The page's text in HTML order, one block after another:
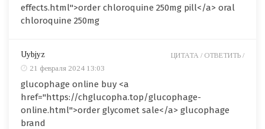
effects.html">order chloroquine 250mg pill</a> oral
chloroquine 250mg
Uybjyz
21 февраля 2024 13:03
glucophage online buy <a
href="https://chglucopha.top/glucophage-
online.html">order glycomet sale</a> glucophage
brand
ЦИТАТА / ОТВЕТИТЬ /